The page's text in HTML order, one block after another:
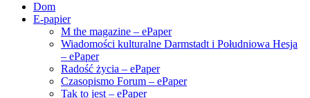
Dom
E-papier
M the magazine – ePaper
Wiadomości kulturalne Darmstadt i Południowa Hesja
– ePaper
Radość życia – ePaper
Czasopismo Forum – ePaper
Tak to jest – ePaper